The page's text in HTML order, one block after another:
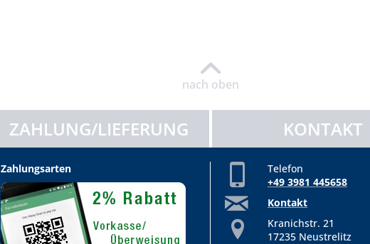
nach oben
ZAHLUNG/LIEFERUNG KONTAKT
Zahlungsarten
Telefon
+49 3981 445658
Kontakt
Kranichstr. 21
17235 Neustrelitz